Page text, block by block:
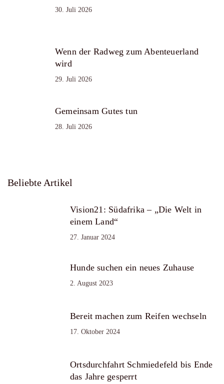
30. Juli 2026
Wenn der Radweg zum Abenteuerland
wird
29. Juli 2026
Gemeinsam Gutes tun
28. Juli 2026
Beliebte Artikel
Vision21: Südafrika – „Die Welt in
einem Land“
27. Januar 2024
Hunde suchen ein neues Zuhause
2. August 2023
Bereit machen zum Reifen wechseln
17. Oktober 2024
Ortsdurchfahrt Schmiedefeld bis Ende
das Jahre gesperrt